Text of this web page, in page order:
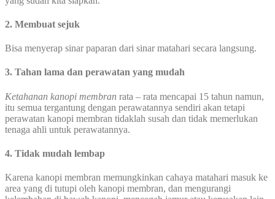
2. Membuat sejuk
Bisa menyerap sinar paparan dari sinar matahari secara langsung.
3. Tahan lama dan perawatan yang mudah
Ketahanan kanopi membran rata – rata mencapai 15 tahun namun,
itu semua tergantung dengan perawatannya sendiri akan tetapi
perawatan kanopi membran tidaklah susah dan tidak memerlukan
tenaga ahli untuk perawatannya.
4. Tidak mudah lembap
Karena kanopi membran memungkinkan cahaya matahari masuk ke
area yang di tutupi oleh kanopi membran, dan mengurangi